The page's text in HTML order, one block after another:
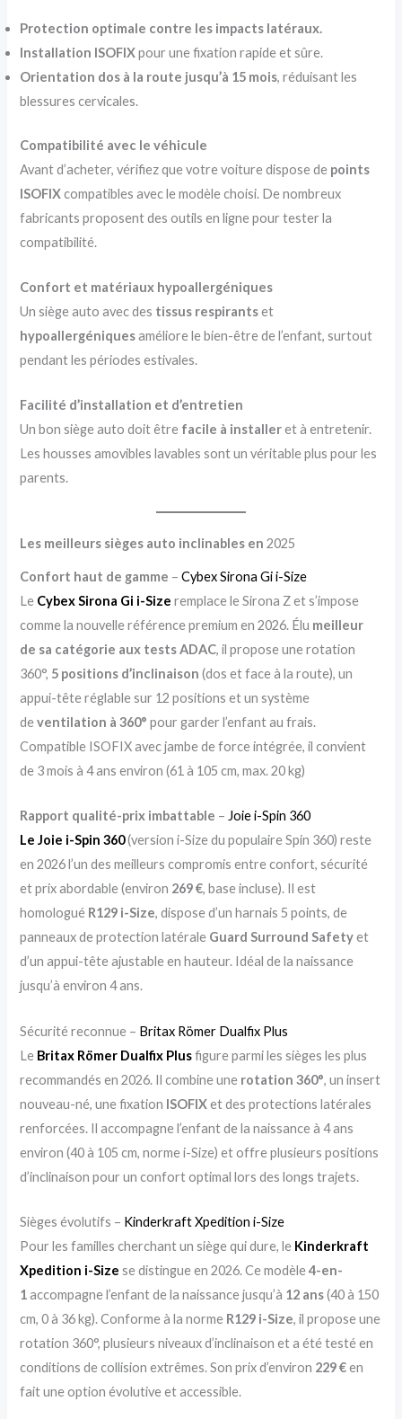
Protection optimale contre les impacts latéraux.
Installation ISOFIXpour une fixation rapide et sûre.
Orientation dos à la route jusqu’à 15 mois, réduisant les
blessures cervicales.
Compatibilité avec le véhicule
Avant d’acheter, vérifiez que votre voiture dispose de points
ISOFIXcompatibles avec le modèle choisi. De nombreux
fabricants proposent des outils en ligne pour tester la
compatibilité.
Confort et matériaux hypoallergéniques
Un siège auto avec des tissus respirantset
hypoallergéniquesaméliore le bien-être de l’enfant, surtout
pendant les périodes estivales.
Facilité d’installation et d’entretien
Un bon siège auto doit être facile à installeret à entretenir.
Les housses amovibles lavables sont un véritable plus pour les
parents.
Les meilleurs sièges auto inclinables en2025
Confort haut de gamme –Cybex Sirona Gi i-Size
Le Cybex Sirona Gi i-Size remplace le Sirona Z et s’impose
comme la nouvelle référence premium en 2026. Élu meilleur
de sa catégorie aux tests ADAC, il propose une rotation
360°, 5 positions d’inclinaison (dos et face à la route), un
appui-tête réglable sur 12 positions et un système
deventilation à 360° pour garder l’enfant au frais.
Compatible ISOFIX avec jambe de force intégrée, il convient
de 3 mois à 4 ans environ (61 à 105 cm, max. 20 kg)
Rapport qualité-prix imbattable – Joie i-Spin 360
Le Joie i-Spin 360(version i-Size du populaire Spin 360) reste
en 2026 l’un des meilleurs compromis entre confort, sécurité
et prix abordable (environ 269 €, base incluse). Il est
homologué R129 i-Size, dispose d’un harnais 5 points, de
panneaux de protection latérale Guard Surround Safetyet
d’un appui-tête ajustable en hauteur. Idéal de la naissance
jusqu’à environ 4 ans.
Sécurité reconnue – Britax Römer Dualfix Plus
Le Britax Römer Dualfix Plus figure parmi les sièges les plus
recommandés en 2026. Il combine une rotation 360°, un insert
nouveau-né, une fixation ISOFIXet des protections latérales
renforcées. Il accompagne l’enfant de la naissance à 4 ans
environ (40 à 105 cm, norme i-Size) et offre plusieurs positions
d’inclinaison pour un confort optimal lors des longs trajets.
Sièges évolutifs – Kinderkraft Xpedition i-Size
Pour les familles cherchant un siège qui dure, le Kinderkraft
Xpedition i-Size se distingue en 2026. Ce modèle4-en-
1accompagne l’enfant de la naissance jusqu’à 12 ans(40 à 150
cm, 0 à 36 kg). Conforme à la norme R129 i-Size, il propose une
rotation 360°, plusieurs niveaux d’inclinaison et a été testé en
conditions de collision extrêmes. Son prix d’environ 229 €en
fait une option évolutive et accessible.